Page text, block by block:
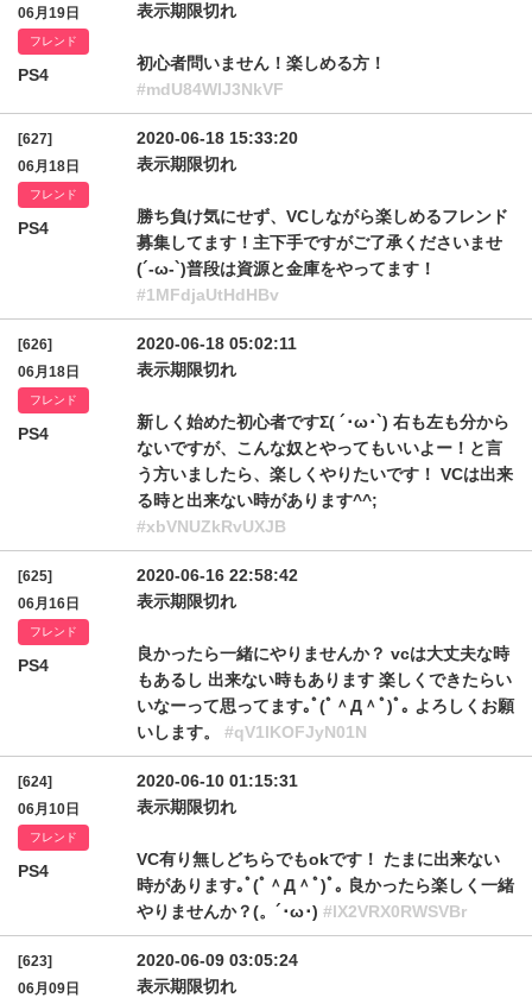
06月19日
フレンド
PS4
表示期限切れ
初心者問いません！楽しめる方！
#mdU84WlJ3NkVF
[627]
06月18日
フレンド
PS4
2020-06-18 15:33:20
表示期限切れ
勝ち負け気にせず、VCしながら楽しめるフレンド
募集してます！主下手ですがご了承くださいませ
(´-ω-`)普段は資源と金庫をやってます！
#1MFdjaUtHdHBv
[626]
06月18日
フレンド
PS4
2020-06-18 05:02:11
表示期限切れ
新しく始めた初心者ですΣ( ´･ω･`) 右も左も分から
ないですが、こんな奴とやってもいいよー！と言
う方いましたら、楽しくやりたいです！ VCは出来
る時と出来ない時があります^^;
#xbVNUZkRvUXJB
[625]
06月16日
フレンド
PS4
2020-06-16 22:58:42
表示期限切れ
良かったら一緒にやりませんか？ vcは大丈夫な時
もあるし 出来ない時もあります 楽しくできたらい
いなーって思ってます｡ﾟ(ﾟ＾Д＾ﾟ)ﾟ｡ よろしくお願
いします。 #qV1lKOFJyN01N
[624]
06月10日
フレンド
PS4
2020-06-10 01:15:31
表示期限切れ
VC有り無しどちらでもokです！ たまに出来ない
時があります｡ﾟ(ﾟ＾Д＾ﾟ)ﾟ｡ 良かったら楽しく一緒
やりませんか？(。´･ω･) #lX2VRX0RWSVBr
[623]
06月09日
2020-06-09 03:05:24
表示期限切れ